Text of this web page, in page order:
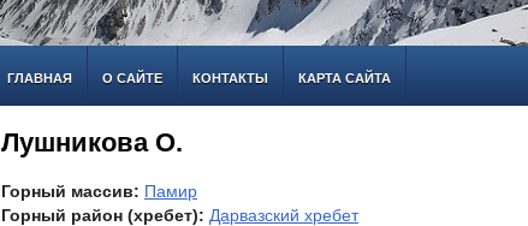
ГЛАВНАЯ О САЙТЕ КОНТАКТЫ КАРТА САЙТА
Лушникова О.
Горный массив: Памир
Горный район (хребет): Дарвазский хребет